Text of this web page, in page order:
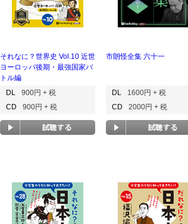
それなに？世界史 Vol.10 近世
ヨーロッパ後期・最強国家バ
トル編
DL
900円 + 税
CD
900円 + 税
市朗怪全集 六十一
DL
1600円 + 税
CD
2000円 + 税